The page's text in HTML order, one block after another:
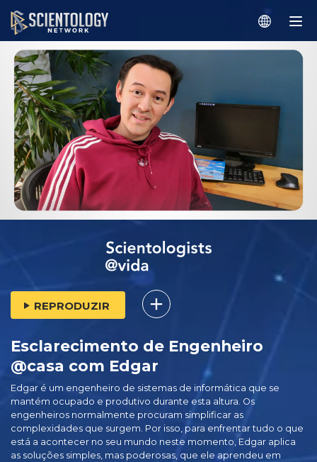
REPRODUZIR
Esclarecimento de Engenheiro
@casa com Edgar
Edgar é um engenheiro de sistemas de informática que se
mantém ocupado e produtivo durante esta altura. Os
engenheiros normalmente procuram simplificar as
complexidades que surgem. Por isso, para enfrentar tudo o que
está a acontecer no seu mundo neste momento, Edgar aplica
as soluções simples, mas poderosas, que ele aprendeu em